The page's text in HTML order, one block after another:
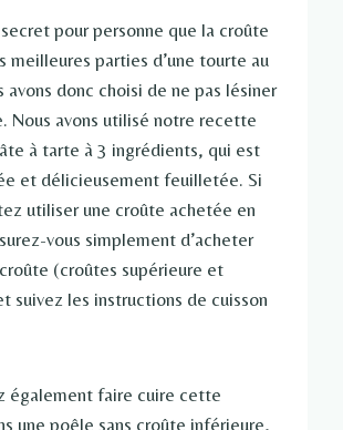
secret pour personne que la croûte
meilleures parties d’une tourte au
avons donc choisi de ne pas lésiner
Nous avons utilisé notre recette
à tarte à 3 ingrédients, qui est
et délicieusement feuilletée. Si
utiliser une croûte achetée en
vous simplement d’acheter
(croûtes supérieure et
suivez les instructions de cuisson
également faire cuire cette
une poêle sans croûte inférieure,